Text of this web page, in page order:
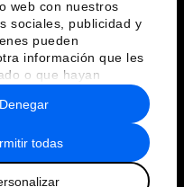
web con nuestros
sociales, publicidad y
pueden
información que les
o que hayan
del uso que haya
todas
Denegar
normas de uso